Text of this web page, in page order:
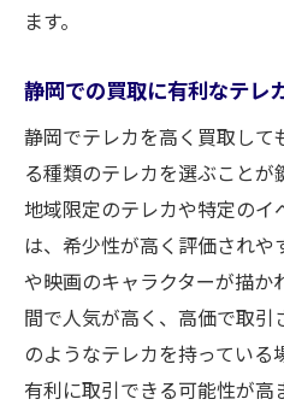
テレカの保存状態
静岡での買取前に
傷や汚れの有無を
テレカのオリジナ
静岡での買取に適
状態に応じた買取
満足のいくテレカ買取
法
ます。
静岡での買取に有利なテレ
静岡でテレカを高く買取して
る種類のテレカを選ぶことが
地域限定のテレカや特定のイ
は、希少性が高く評価されや
や映画のキャラクターが描か
間で人気が高く、高価で取引
のようなテレカを持ってい
有利に取引できる可能性が高